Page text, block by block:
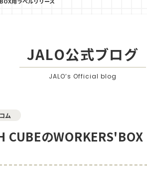
JALO公式ブログ
JALO’s Official blog
ム
CUBEのWORKERS'BOX